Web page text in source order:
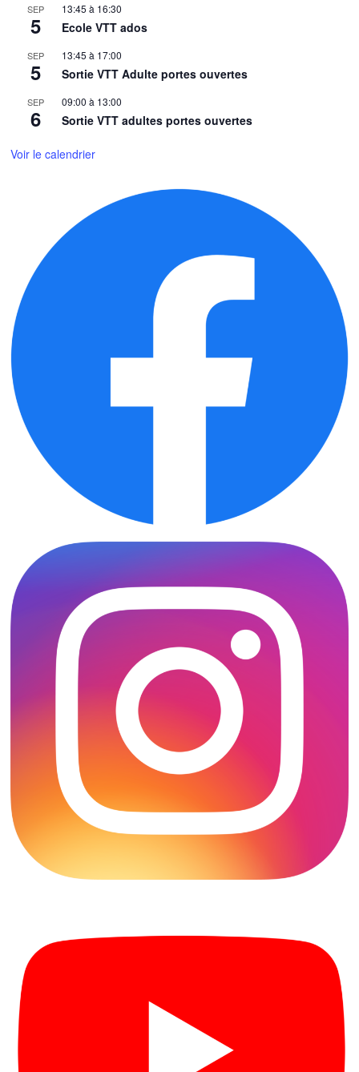
SEP
5
13:45 à 16:30
Ecole VTT ados
SEP
5
13:45 à 17:00
Sortie VTT Adulte portes ouvertes
SEP
6
09:00 à 13:00
Sortie VTT adultes portes ouvertes
Voir le calendrier